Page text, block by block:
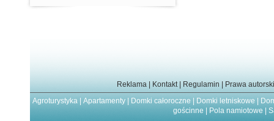
Reklama Kontakt| Regulamin
Prawa
Agroturystyka
Apartamenty Domki całoroczne Domki letniskowe
gościnne
Pola namiotowe